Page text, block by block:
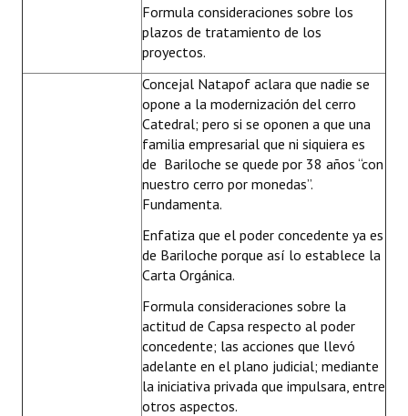
Formula consideraciones sobre los
plazos de tratamiento de los
proyectos.
Concejal Natapof aclara que nadie se
opone a la modernización del cerro
Catedral; pero si se oponen a que una
familia empresarial que ni siquiera es
de Bariloche se quede por 38 años “con
nuestro cerro por monedas”.
Fundamenta.
Enfatiza que el poder concedente ya es
de Bariloche porque así lo establece la
Carta Orgánica.
Formula consideraciones sobre la
actitud de Capsa respecto al poder
concedente; las acciones que llevó
adelante en el plano judicial; mediante
la iniciativa privada que impulsara, entre
otros aspectos.